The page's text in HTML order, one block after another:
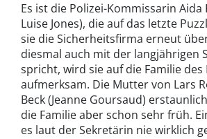
Es ist die Polizei-Kommissarin Aida
Luise Jones), die auf das letzte
sie die Sicherheitsfirma erneut
diesmal auch mit der langjährigen
spricht, wird sie auf die Familie
aufmerksam. Die Mutter von Lars
Beck (Jeanne Goursaud)
die Familie aber schon sehr früh.
es laut der Sekretärin nie wirklich